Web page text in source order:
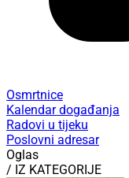
Osmrtnice
Kalendar događanja
Radovi u tijeku
Poslovni adresar
Oglas
/ IZ KATEGORIJE